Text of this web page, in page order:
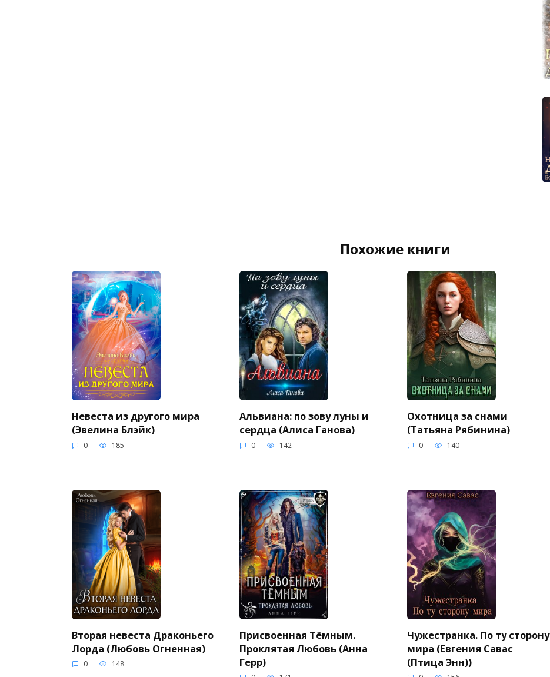
Похожие книги
Невеста из другого мира
(Эвелина Блэйк)
0 185
Альвиана: по зову луны и
сердца (Алиса Ганова)
0 142
Охотница за снами
(Татьяна Рябинина)
0 140
Вторая невеста Драконьего
Лорда (Любовь Огненная)
0 148
Присвоенная Тёмным.
Проклятая Любовь (Анна
Герр)
Чужестранка. По ту сторону
мира (Евгения Савас
(Птица Энн))